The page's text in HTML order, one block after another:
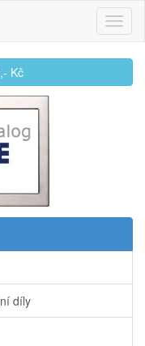
Kč
díly